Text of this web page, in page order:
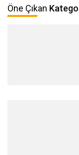
Öne Çıkan